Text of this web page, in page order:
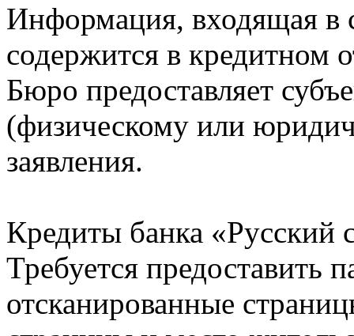
Информация, входящая в
содержится в кредитном
Бюро предоставляет
(физическому или
заявления.
Кредиты банка «Русский
Требуется предоставить
отсканированные